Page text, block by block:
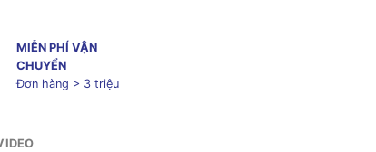
MIỄN PHÍ VẬN
CHUYỂN
Đơn hàng > 3 triệu